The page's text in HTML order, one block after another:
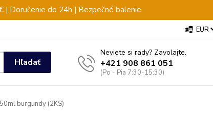
| Doručenie do 24h | Bezpečné balenie
EUR
Hľadať
Neviete si rady? Zavolajte.
+421 908 861 051
(Po - Pia 7:30-15:30)
burgundy (2KS)